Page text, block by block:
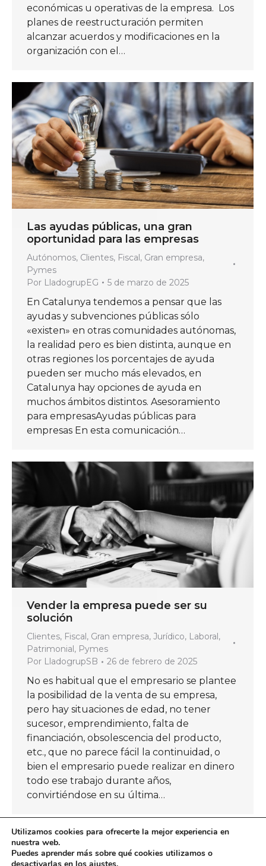
económicas u operativas de la empresa. Los
planes de reestructuración permiten
alcanzar acuerdos y modificaciones en la
organización con el…
Las ayudas públicas, una gran
oportunidad para las empresas
Autónomos, Clientes, Fiscal, Gran empresa,
Pymes
Por LladogrupEG 5 de marzo de 2025
En Catalunya tendemos a pensar que las
ayudas y subvenciones públicas sólo
«existen» en otras comunidades autónomas,
la realidad pero es bien distinta, aunque en
otras regiones los porcentajes de ayuda
pueden ser mucho más elevados, en
Catalunya hay opciones de ayuda en
muchos ámbitos distintos. Asesoramiento
para empresasAyudas públicas para
empresas En esta comunicación…
Vender la empresa puede ser su
solución
Clientes, Fiscal, Gran empresa, Jurídico, Laboral,
Patrimonial, Pymes
Por LladogrupSB 26 de febrero de 2025
No es habitual que el empresario se plantee
la posibilidad de la venta de su empresa,
pero hay situaciones de edad, no tener
sucesor, emprendimiento, falta de
financiación, obsolescencia del producto,
etc., que no parece fácil la continuidad, o
bien el empresario puede realizar en dinero
todo ese trabajo durante años,
convirtiéndose en su última…
← 1 … 13 14 15 16 17
Utilizamos cookies para ofrecerte la mejor experiencia en
nuestra web.
Puedes aprender más sobre qué cookies utilizamos o